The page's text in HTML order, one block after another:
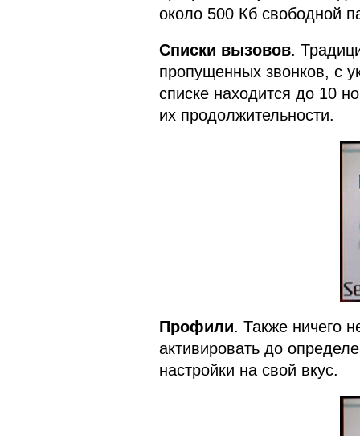
около 500 Кб свободной
Списки вызовов.
пропущенных звонков, с
списке находится до 10
их продолжительности.
Профили. Также ничего
активировать до
настройки на свой вкус.